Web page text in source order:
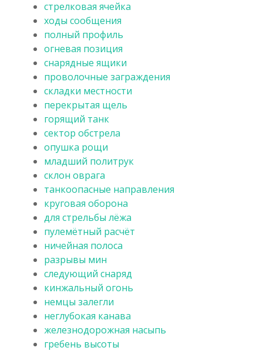
стрелковая ячейка
ходы сообщения
полный профиль
огневая позиция
снарядные ящики
проволочные заграждения
складки местности
перекрытая щель
горящий танк
сектор обстрела
опушка рощи
младший политрук
склон оврага
танкоопасные направления
круговая оборона
для стрельбы лёжа
пулемётный расчёт
ничейная полоса
разрывы мин
следующий снаряд
кинжальный огонь
немцы залегли
неглубокая канава
железнодорожная насыпь
гребень высоты